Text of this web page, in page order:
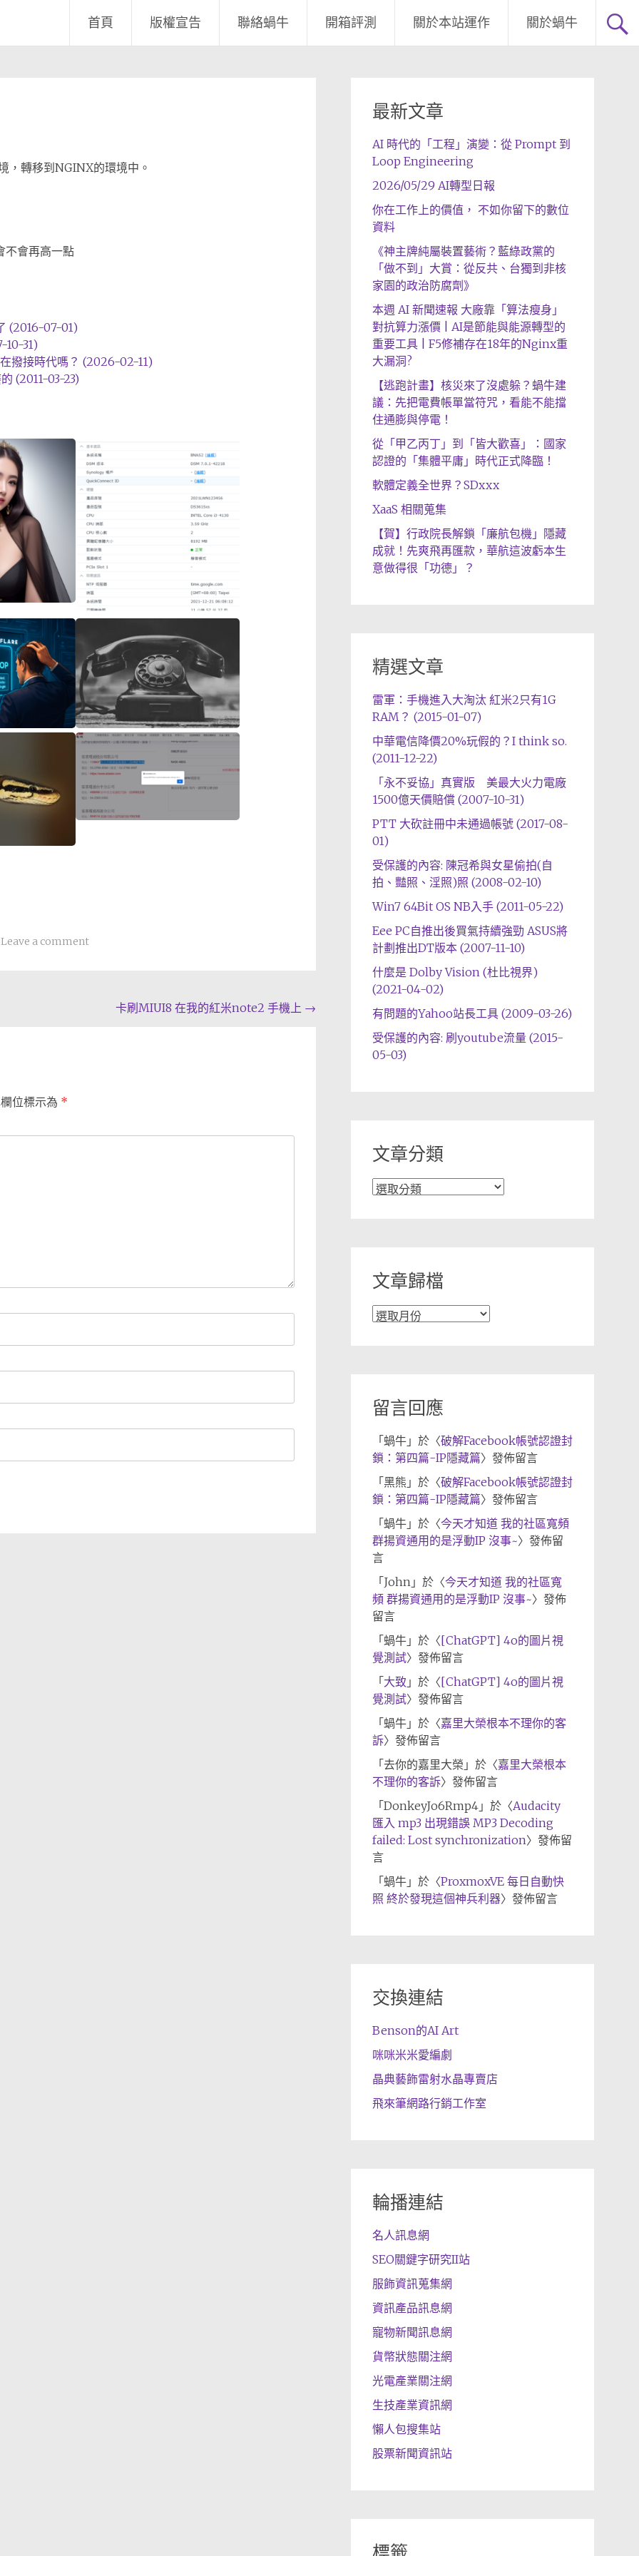
首頁 版權宣告 聯絡蝸牛 開箱評測 關於本站運作 關於蝸牛
轉移到NGINX的環境中。
不會再高一點
(2016-07-01)
10-31)
撥接時代嗎？ (2026-02-11)
(2011-03-23)
Leave a comment
卡刷MIUI8 在我的紅米note2 手機上 →
位標示為 *
最新文章
AI 時代的「工程」演變：從 Prompt 到
Loop Engineering
2026/05/29 AI轉型日報
你在工作上的價值， 不如你留下的數位
資料
《神主牌純屬裝置藝術？藍綠政黨的
「做不到」大賞：從反共、台獨到非核
家園的政治防腐劑》
本週 AI 新聞速報 大廠靠「算法瘦身」
對抗算力漲價 | AI是節能與能源轉型的
重要工具 | F5修補存在18年的Nginx重
大漏洞?
【逃跑計畫】核災來了沒處躲？蝸牛建
議：先把電費帳單當符咒，看能不能擋
住通膨與停電！
從「甲乙丙丁」到「皆大歡喜」：國家
認證的「集體平庸」時代正式降臨！
軟體定義全世界？SDxxx
XaaS 相關蒐集
【賀】行政院長解鎖「廉航包機」隱藏
成就！先爽飛再匯款，華航這波虧本生
意做得很「功德」？
精選文章
雷軍：手機進入大淘汰 紅米2只有1G
RAM？ (2015-01-07)
中華電信降價20%玩假的？I think so.
(2011-12-22)
「永不妥協」真實版 美最大火力電廠
1500億天價賠償 (2007-10-31)
PTT 大砍註冊中未通過帳號 (2017-08-
01)
受保護的內容: 陳冠希與女星偷拍(自
拍、豔照、淫照)照 (2008-02-10)
Win7 64Bit OS NB入手 (2011-05-22)
Eee PC自推出後買氣持續強勁 ASUS將
計劃推出DT版本 (2007-11-10)
什麼是 Dolby Vision (杜比視界)
(2021-04-02)
有問題的Yahoo站長工具 (2009-03-26)
受保護的內容: 刷youtube流量 (2015-
05-03)
文章分類
文
文章歸檔
文
留言回應
「 蝸牛」於〈破解Facebook帳號認證封
鎖：第四篇-IP隱藏篇〉發佈留言
「 黑熊 」於〈破解Facebook帳號認證封
鎖：第四篇-IP隱藏篇〉發佈留言
「 蝸牛」於〈今天才知道 我的社區寬頻
群揚資通用的是浮動IP 沒事~〉發佈留
言
「 John」於〈今天才知道 我的社區寬
頻 群揚資通用的是浮動IP 沒事~〉發佈
留言
「 蝸牛」於〈[ChatGPT] 4o的圖片視
覺測試〉發佈留言
「 大致 」於〈[ChatGPT] 4o的圖片視
覺測試〉發佈留言
「 蝸牛」於〈嘉里大榮根本不理你的客
訴〉發佈留言
「 去你的嘉里大榮 」於〈嘉里大榮根本
不理你的客訴〉發佈留言
「 DonkeyJo6Rmp4」於〈Audacity
匯入 mp3 出現錯誤 MP3 Decoding
failed: Lost synchronization〉發佈留
言
「 蝸牛」於〈ProxmoxVE 每日自動快
照 終於發現這個神兵利器〉發佈留言
交換連結
Benson的AI Art
咪咪米米愛編劇
晶典藝飾雷射水晶專賣店
飛來筆網路行銷工作室
輪播連結
名人訊息網
SEO關鍵字研究II站
服飾資訊蒐集網
資訊產品訊息網
寵物新聞訊息網
貨幣狀態關注網
光電產業關注網
生技產業資訊網
懶人包搜集站
股票新聞資訊站